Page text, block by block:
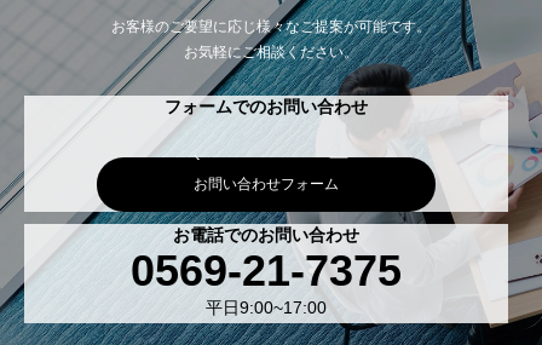
お客様のご要望に応じ様々なご提案が可能です。
お気軽にご相談ください。
フォームでのお問い合わせ
お問い合わせフォーム
お電話でのお問い合わせ
0569-21-7375
平日9:00~17:00